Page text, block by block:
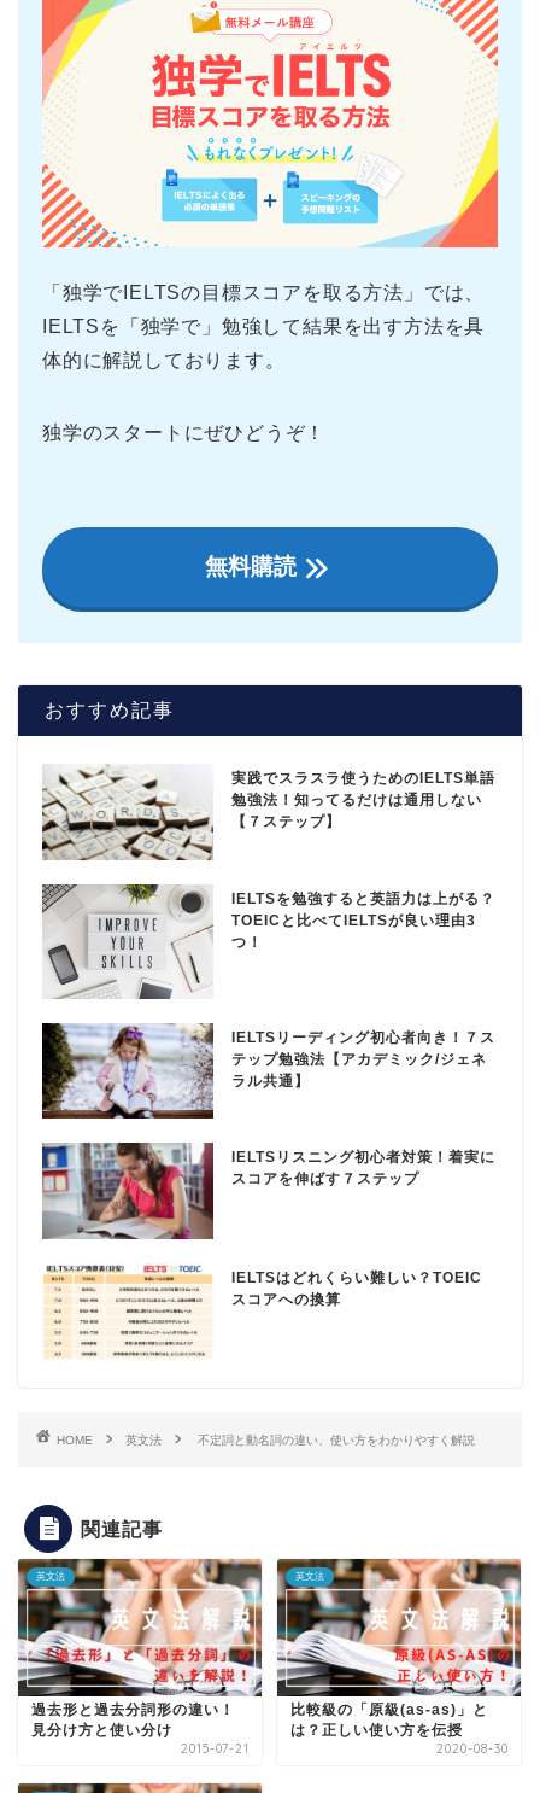
「独学でIELTSの目標スコアを取る方法」では、
IELTSを「独学で」勉強して結果を出す方法を具
体的に解説しております。
独学のスタートにぜひどうぞ！
無料購読
おすすめ記事
実践でスラスラ使うためのIELTS単語
勉強法！知ってるだけは通用しない
【７ステップ】
IELTSを勉強すると英語力は上がる？
TOEICと比べてIELTSが良い理由3
つ！
IELTSリーディング初心者向き！７ス
テップ勉強法【アカデミック/ジェネ
ラル共通】
IELTSリスニング初心者対策！着実に
スコアを伸ばす７ステップ
IELTSはどれくらい難しい？TOEIC
スコアへの換算
HOME 英文法 不定詞と動名詞の違い、使い方をわかりやすく解説
関連記事
英文法
過去形と過去分詞形の違い！
見分け方と使い分け
2015-07-21
英文法
比較級の「原級(as-as)」と
は？正しい使い方を伝授
2020-08-30